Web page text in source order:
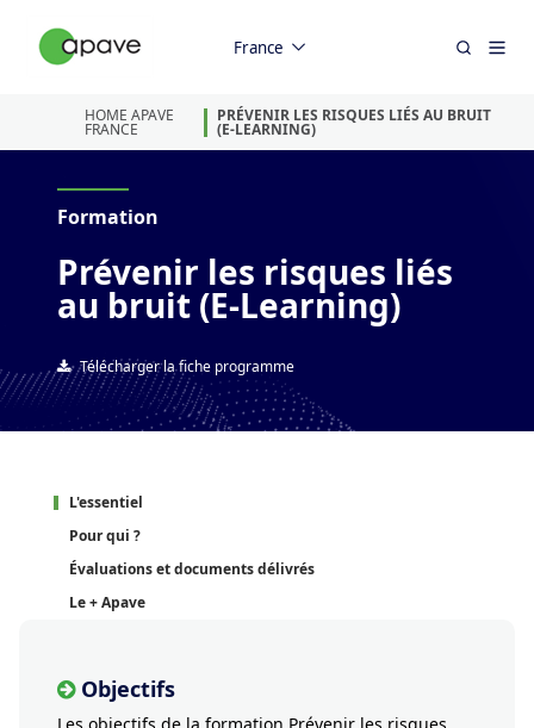
France
HOME APAVE
FRANCE
PRÉVENIR LES RISQUES LIÉS AU BRUIT
(E-LEARNING)
Formation
Prévenir les risques liés
au bruit (E-Learning)
Télécharger la fiche programme
L'essentiel
Pour qui ?
Évaluations et documents délivrés
Le + Apave
Objectifs